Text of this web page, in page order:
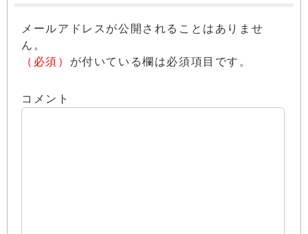
メールアドレスが公開されることはありませ
ん。
（必須） が付いている欄は必須項目です。
コメント